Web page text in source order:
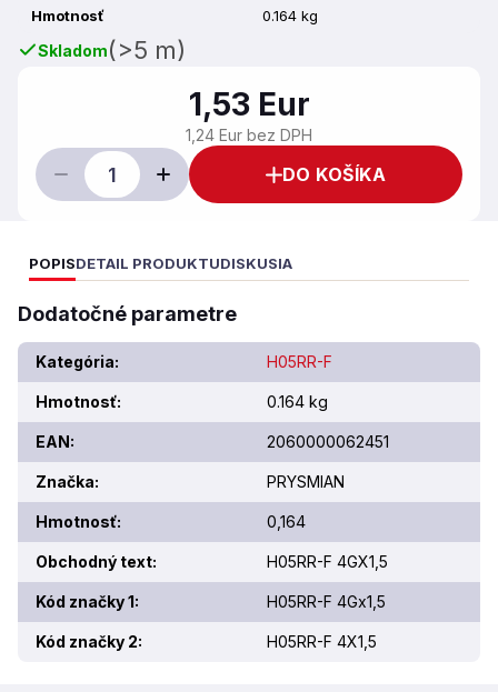
Hmotnosť
0.164 kg
Skladom(>5 m)
1,53 Eur
1,24 Eur bez DPH
DO KOŠÍKA
POPISDETAIL PRODUKTUDISKUSIA
Dodatočné parametre
Kategória: H05RR-F
Hmotnosť: 0.164 kg
EAN: 2060000062451
Značka: PRYSMIAN
Hmotnosť: 0,164
Obchodný text: H05RR-F 4GX1,5
Kód značky 1: H05RR-F 4Gx1,5
Kód značky 2: H05RR-F 4X1,5